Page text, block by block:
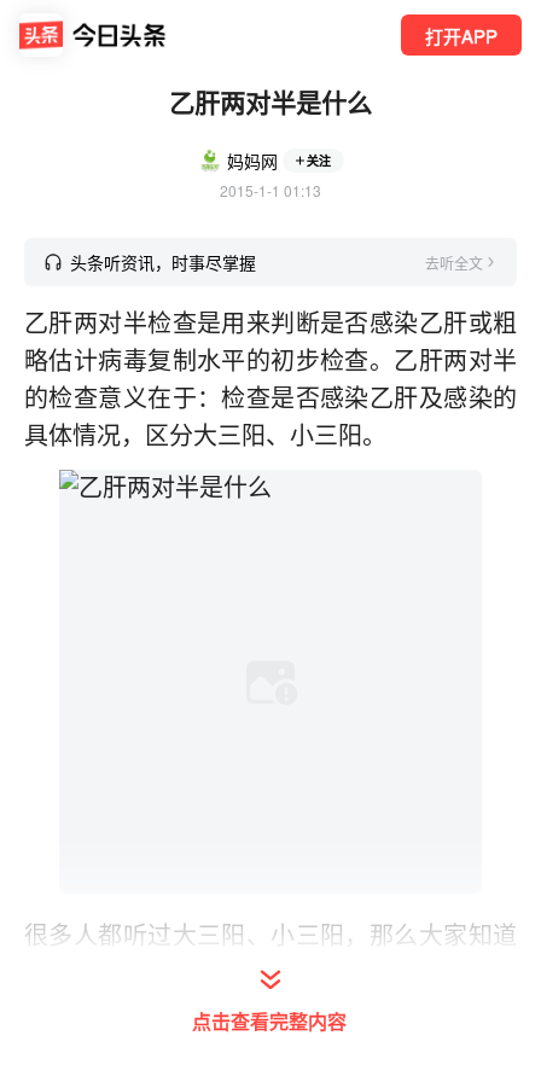
打开APP
乙肝两对半是什么
妈妈网 关注
2015-1-1 01:13
头条听资讯，时事尽掌握 去听全文
乙肝两对半检查是用来判断是否感染乙肝或粗
略估计病毒复制水平的初步检查。乙肝两对半
的检查意义在于：检查是否感染乙肝及感染的
具体情况，区分大三阳、小三阳。
很多人都听过大三阳、小三阳，那么大家知道
乙肝两对半是什么吗？乙肝两对半又称乙肝五
项，是国内医院最常用的乙肝病毒 (HBV)感染
点击查看完整内容